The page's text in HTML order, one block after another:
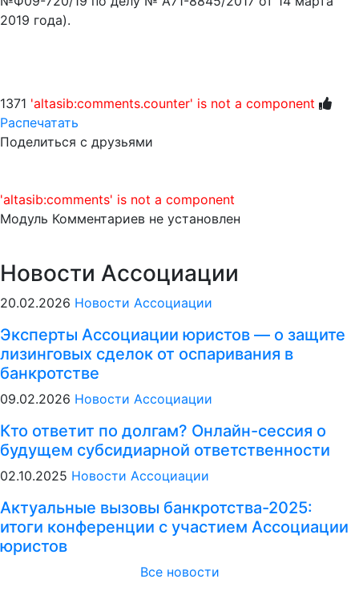
2019 года).
1371 'altasib:comments.counter' is not a component
Распечатать
Поделиться с друзьями
'altasib:comments' is not a component
Модуль Комментариев не установлен
Новости Ассоциации
20.02.2026 Новости Ассоциации
Эксперты Ассоциации юристов — о защите
лизинговых сделок от оспаривания в
банкротстве
09.02.2026 Новости Ассоциации
Кто ответит по долгам? Онлайн-сессия о
будущем субсидиарной ответственности
02.10.2025 Новости Ассоциации
Актуальные вызовы банкротства-2025:
итоги конференции с участием Ассоциации
юристов
Все новости